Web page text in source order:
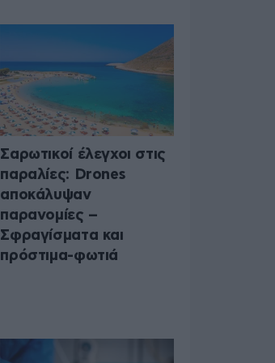
Σαρωτικοί έλεγχοι στις
παραλίες: Drones
αποκάλυψαν
παρανομίες –
Σφραγίσματα και
πρόστιμα-φωτιά